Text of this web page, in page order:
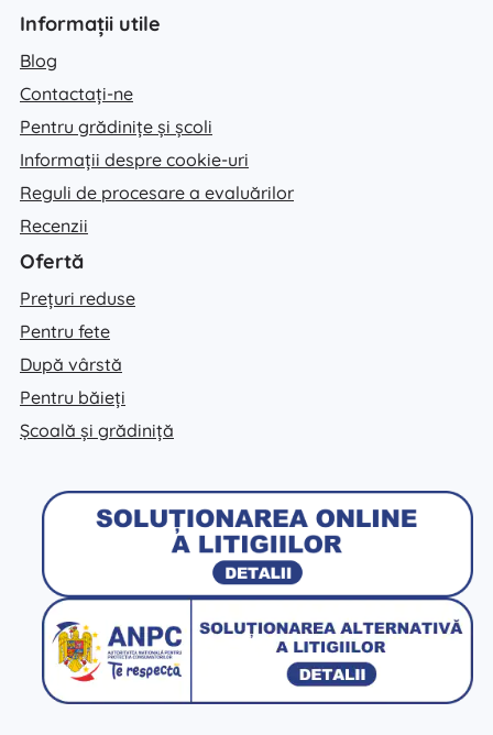
Informații utile
Blog
Contactați-ne
Pentru grădinițe și școli
Informații despre cookie-uri
Reguli de procesare a evaluărilor
Recenzii
Ofertă
Prețuri reduse
Pentru fete
După vârstă
Pentru băieți
Școală și grădiniță